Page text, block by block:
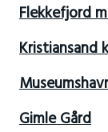
Flekkefjord
Kristiansand
Gimle Gård